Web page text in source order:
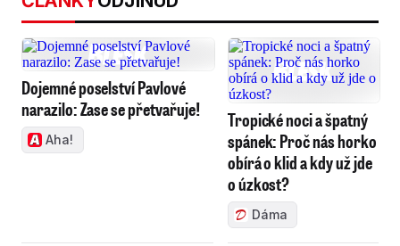
Dojemné poselství Pavlové
narazilo: Zase se přetvařuje!
Aha!
Tropické noci a špatný
spánek: Proč nás horko
obírá o klid a kdy už jde
o úzkost?
Dáma